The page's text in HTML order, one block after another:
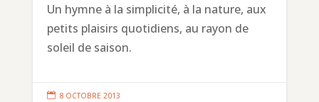
Un hymne à la simplicité, à la nature, aux
petits plaisirs quotidiens, au rayon de
soleil de saison.
 8 OCTOBRE 2013